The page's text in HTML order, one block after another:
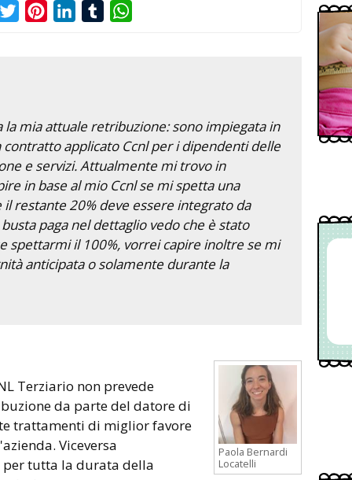
TwitterPinterestLinkedInTumblr
mia attuale retribuzione: sono impiegata in
applicato Ccnl per i dipendenti delle
e servizi. Attualmente mi trovo in
in base al mio Ccnl se mi spetta una
restante 20% deve essere integrato da
paga nel dettaglio vedo che è stato
spettarmi il 100%, vorrei capire inoltre se mi
anticipata o solamente durante la
Paola Bernardi
Locatelli
Terziario non prevede
da parte del datore di
trattamenti di miglior favore
Viceversa
per tutta la durata della